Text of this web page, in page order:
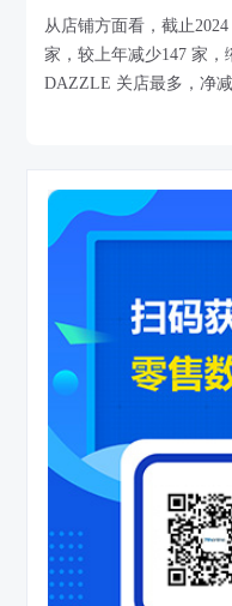
从店铺方面看，截止
家，较上年减少147 家，
DAZZLE 关店最多，净减